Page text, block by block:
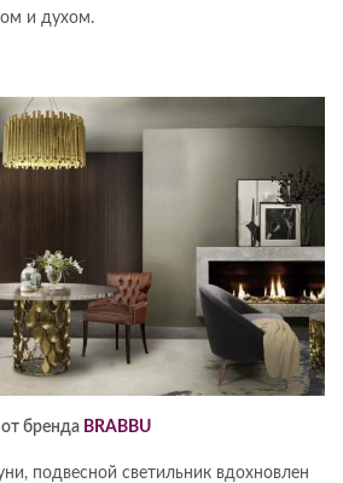
и духом.
бренда BRABBU
подвесной светильник вдохновлен